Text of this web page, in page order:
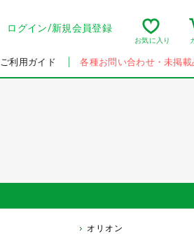
ログイン/新規会員登録
お気に入り
ご利用ガイド 各種お問い合わせ・未掲
オリオン